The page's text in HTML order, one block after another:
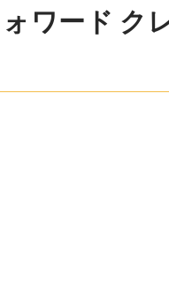
ワード ク